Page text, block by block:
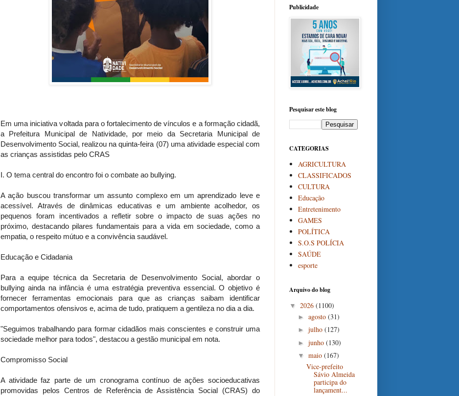
Em uma iniciativa voltada para o fortalecimento de vínculos e a formação cidadã,
a Prefeitura Municipal de Natividade, por meio da Secretaria Municipal de
Desenvolvimento Social, realizou na quinta-feira (07) uma atividade especial com
as crianças assistidas pelo CRAS
I. O tema central do encontro foi o combate ao bullying.
A ação buscou transformar um assunto complexo em um aprendizado leve e
acessível. Através de dinâmicas educativas e um ambiente acolhedor, os
pequenos foram incentivados a refletir sobre o impacto de suas ações no
próximo, destacando pilares fundamentais para a vida em sociedade, como a
empatia, o respeito mútuo e a convivência saudável.
Educação e Cidadania
Para a equipe técnica da Secretaria de Desenvolvimento Social, abordar o
bullying ainda na infância é uma estratégia preventiva essencial. O objetivo é
fornecer ferramentas emocionais para que as crianças saibam identificar
comportamentos ofensivos e, acima de tudo, pratiquem a gentileza no dia a dia.
"Seguimos trabalhando para formar cidadãos mais conscientes e construir uma
sociedade melhor para todos", destacou a gestão municipal em nota.
Compromisso Social
A atividade faz parte de um cronograma contínuo de ações socioeducativas
promovidas pelos Centros de Referência de Assistência Social (CRAS) do
Publicidade
Pesquisar este blog
CATEGORIAS
AGRICULTURA
CLASSIFICADOS
CULTURA
Educação
Entretenimento
GAMES
POLÍTICA
S.O.S POLÍCIA
SAÚDE
esporte
Arquivo do blog
▼ 2026 (1100)
► agosto (31)
► julho (127)
► junho (130)
▼ maio (167)
Vice-prefeito
Sávio Almeida
participa do
lançament...